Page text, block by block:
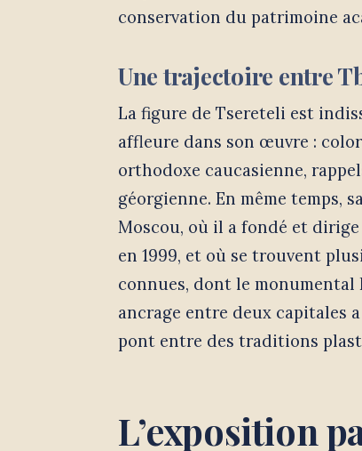
conservation du patrimoine
Une trajectoire entre
La figure de Tsereteli est
affleure dans son œuvre :
orthodoxe caucasienne,
géorgienne. En même temps,
Moscou, où il a fondé et
en 1999, et où se trouvent
connues, dont le monumental
ancrage entre deux capitales
pont entre des traditions
L’exposition